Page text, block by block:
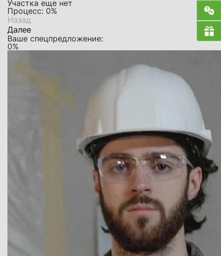
Участка еще нет
Процесс: 0%
Назад
Далее
Ваше спецпредложение:
0%